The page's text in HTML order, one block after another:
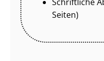
Seiten)